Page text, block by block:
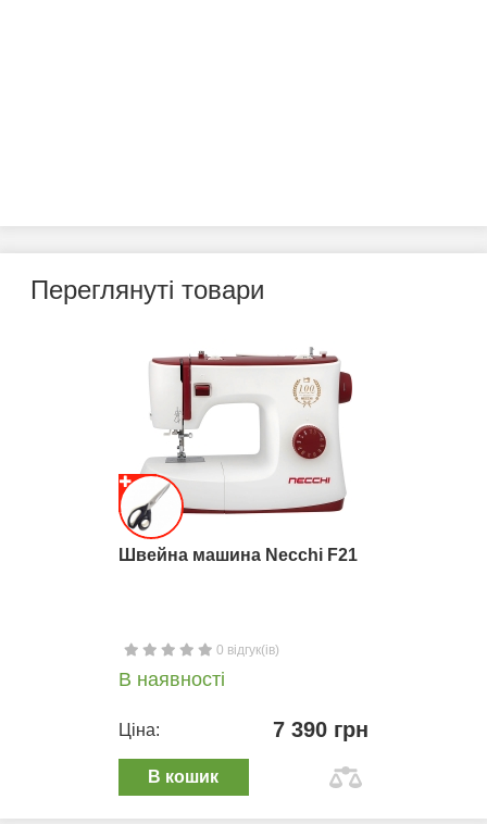
Переглянуті товари
Швейна машина Necchi F21
0 відгук(ів)
В наявності
Ціна: 7 390 грн
В кошик